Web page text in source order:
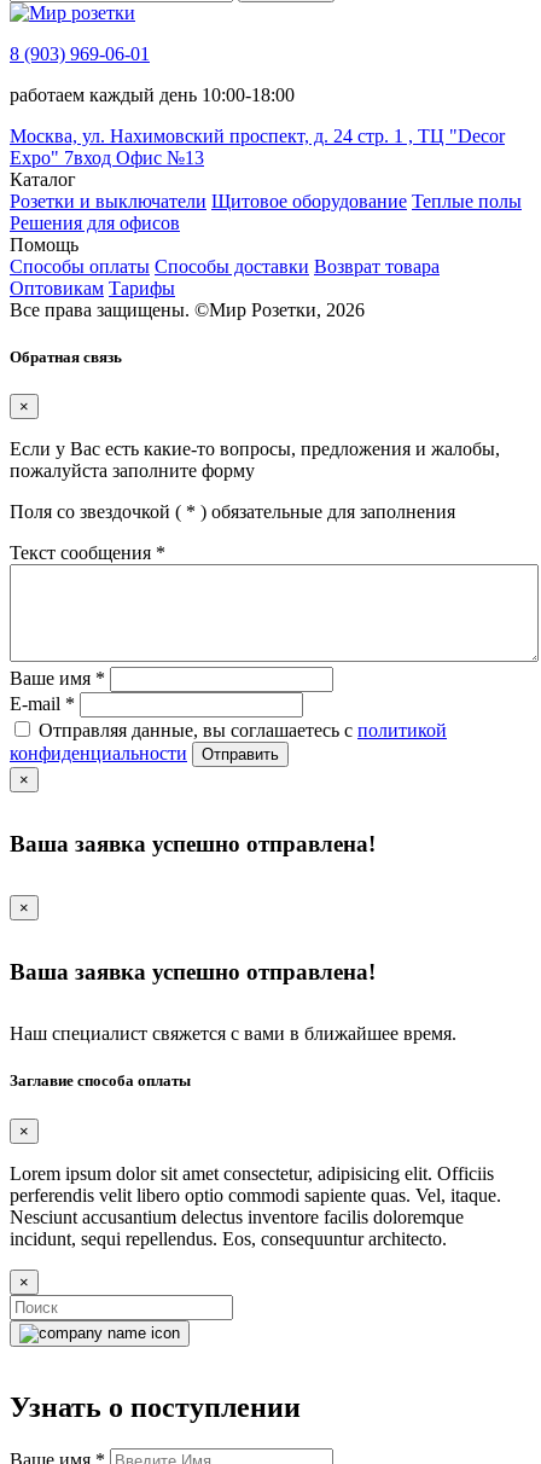
8 (903) 969-06-01
работаем каждый день 10:00-18:00
Москва, ул. Нахимовский проспект, д. 24 стр. 1 , ТЦ "Decor
Expo" 7вход Офис №13
Каталог
Розетки и выключатели Щитовое оборудование Теплые полы
Решения для офисов
Помощь
Способы оплаты Способы доставки Возврат товара
Оптовикам Тарифы
Все права защищены. ©Мир Розетки, 2026
Обратная связь
×
Если у Вас есть какие-то вопросы, предложения и жалобы,
пожалуйста заполните форму
Поля со звездочкой ( * ) обязательные для заполнения
Текст сообщения *
Ваше имя *
E-mail *
Отправляя данные, вы соглашаетесь с политикой
конфиденциальности
Отправить
×
Ваша заявка успешно отправлена!
×
Ваша заявка успешно отправлена!
Наш специалист свяжется с вами в ближайшее время.
Заглавие способа оплаты
×
Lorem ipsum dolor sit amet consectetur, adipisicing elit. Officiis
perferendis velit libero optio commodi sapiente quas. Vel, itaque.
Nesciunt accusantium delectus inventore facilis doloremque
incidunt, sequi repellendus. Eos, consequuntur architecto.
×
Узнать о поступлении